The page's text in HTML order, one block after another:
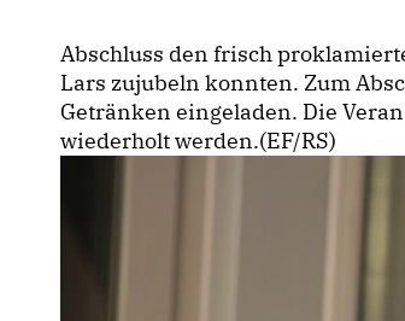
Abschluss den frisch
Lars zujubeln konnten. Zum
Getränken eingeladen. Die
wiederholt werden.(EF/RS)